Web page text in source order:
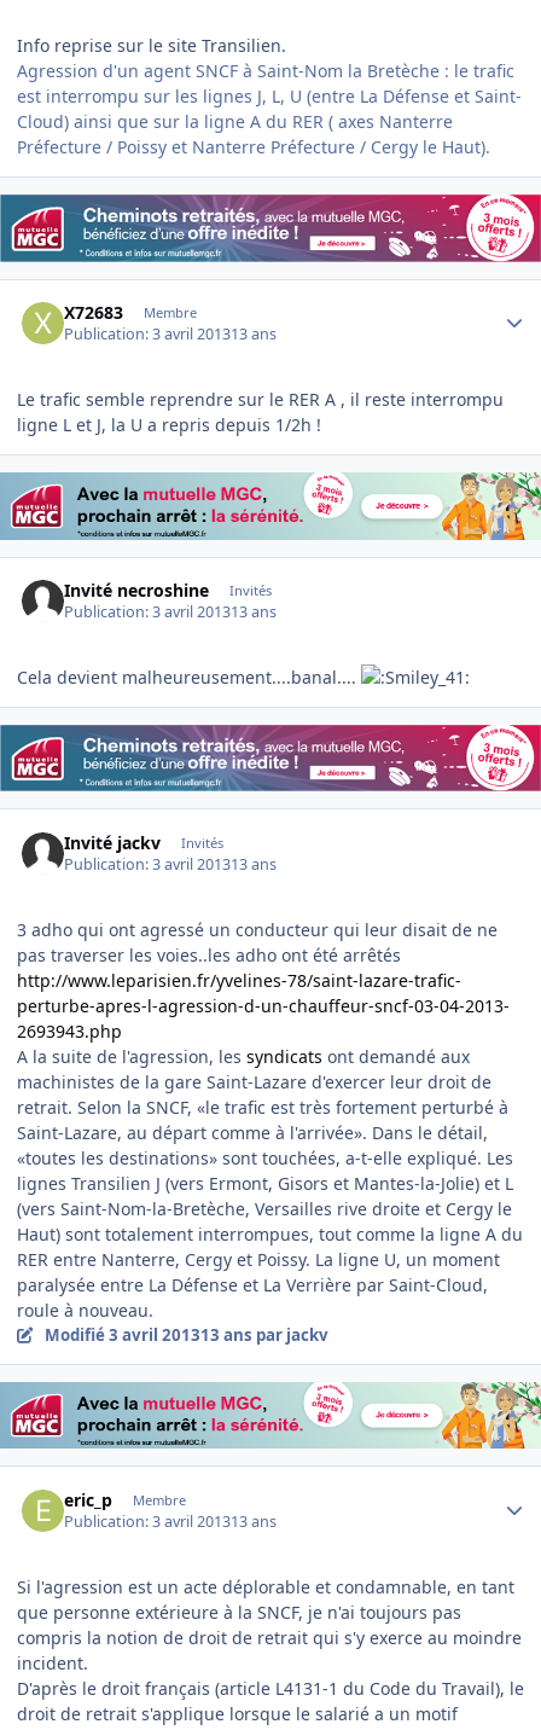
Info reprise sur le site Transilien.
Agression d'un agent SNCF à Saint-Nom la Bretèche : le trafic
est interrompu sur les lignes J, L, U (entre La Défense et Saint-
Cloud) ainsi que sur la ligne A du RER ( axes Nanterre
Préfecture / Poissy et Nanterre Préfecture / Cergy le Haut).
X72683 Membre
Publication:3 avril 201313 ans
Le trafic semble reprendre sur le RER A , il reste interrompu
ligne L et J, la U a repris depuis 1/2h !
Invité necroshine Invités
Publication:3 avril 201313 ans
Cela devient malheureusement....banal....
Invité jackv Invités
Publication:3 avril 201313 ans
3 adho qui ont agressé un conducteur qui leur disait de ne
pas traverser les voies..les adho ont été arrêtés
http://www.leparisien.fr/yvelines-78/saint-lazare-trafic-
perturbe-apres-l-agression-d-un-chauffeur-sncf-03-04-2013-
2693943.php
A la suite de l'agression, les syndicats ont demandé aux
machinistes de la gare Saint-Lazare d'exercer leur droit de
retrait. Selon la SNCF, «le trafic est très fortement perturbé à
Saint-Lazare, au départ comme à l'arrivée». Dans le détail,
«toutes les destinations» sont touchées, a-t-elle expliqué. Les
lignes Transilien J (vers Ermont, Gisors et Mantes-la-Jolie) et L
(vers Saint-Nom-la-Bretèche, Versailles rive droite et Cergy le
Haut) sont totalement interrompues, tout comme la ligne A du
RER entre Nanterre, Cergy et Poissy. La ligne U, un moment
paralysée entre La Défense et La Verrière par Saint-Cloud,
roule à nouveau.
Modifié3 avril 201313 ans par jackv
eric_p Membre
Publication:3 avril 201313 ans
Si l'agression est un acte déplorable et condamnable, en tant
que personne extérieure à la SNCF, je n'ai toujours pas
compris la notion de droit de retrait qui s'y exerce au moindre
incident.
D'après le droit français (article L4131-1 du Code du Travail), le
droit de retrait s'applique lorsque le salarié a un motif